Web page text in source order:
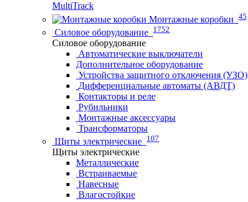
MultiTrack
Монтажные коробки 45
Силовое оборудование 1752
Силовое оборудование
Автоматические выключатели
Дополнительное оборудование
Устройства защитного отключения (УЗО)
Дифференциальные автоматы (АВДТ)
Контакторы и реле
Рубильники
Монтажные аксессуары
Трансформаторы
Щиты электрические 107
Щиты электрические
Металлические
Встраиваемые
Навесные
Влагостойкие